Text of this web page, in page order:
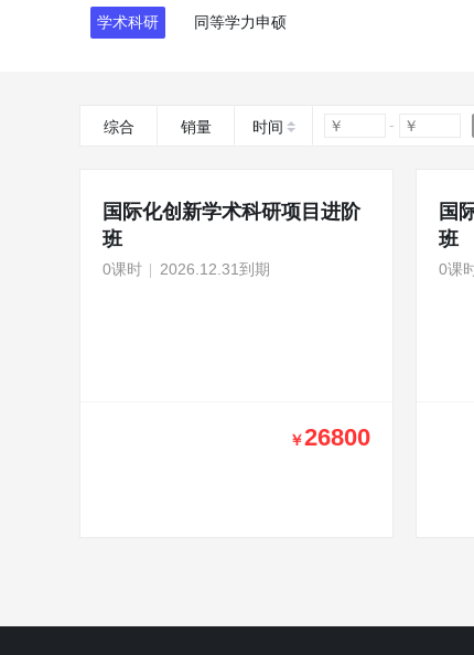
学术科研
同等学力申硕
综合 销量 时间
国际化创新学术科研项目进阶
班
0课时 2026.12.31到期
￥26800
国
班
0课